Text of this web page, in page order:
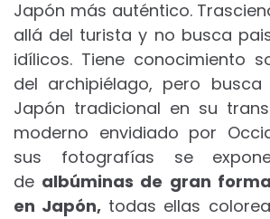
Japón más auténtico.
allá del turista y no busca
idílicos. Tiene conocimiento
del archipiélago, pero busca
Japón tradicional en su
moderno envidiado por
sus fotografías se
de albúminas de gran
en Japón, todas ellas